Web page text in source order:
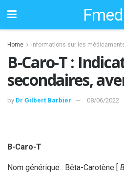
Home Informations sur les
B-Caro-T :
secondaires,
by Dr Gilbert Barbier 08/06/2022
B-Caro-T
Nom générique : Bêta-Carotène [